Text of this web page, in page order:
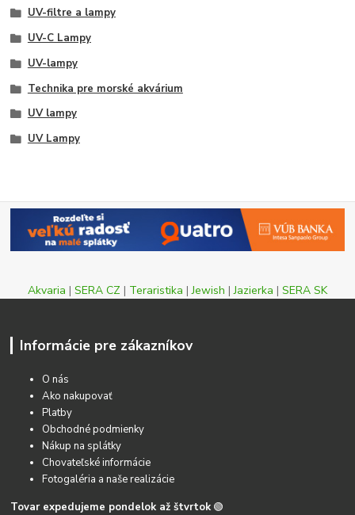
UV-filtre a lampy
UV-C Lampy
UV-lampy
Technika pre morské akvárium
UV lampy
UV Lampy
Akvaria | SERA CZ | Teraristika |Jewish |Jazierka | SERA SK
Informácie pre zákazníkov
O nás
Ako nakupovať
Platby
Obchodné podmienky
Nákup na splátky
Chovateľské informácie
Fotogaléria a naše realizácie
Tovar expedujeme pondelok až štvrtok 🟢